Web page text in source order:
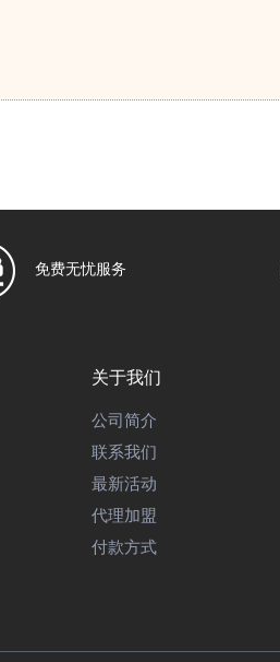
免费无忧服务
关于我们
公司简介
联系我们
最新活动
代理加盟
付款方式